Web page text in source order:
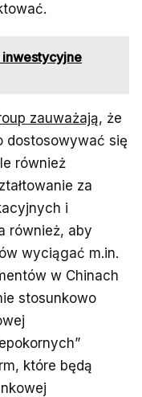
zauważają, że
dostosowywać się
również
za
i
również, aby
wyciągać m.in.
w Chinach
stosunkowo
które będą